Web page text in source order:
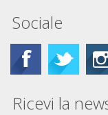
Sociale
Ricevi la